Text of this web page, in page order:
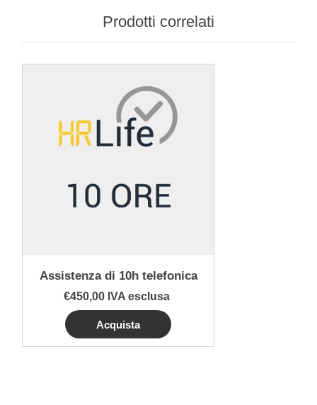
Prodotti correlati
Assistenza di 10h telefonica
€450,00 IVA esclusa
Acquista